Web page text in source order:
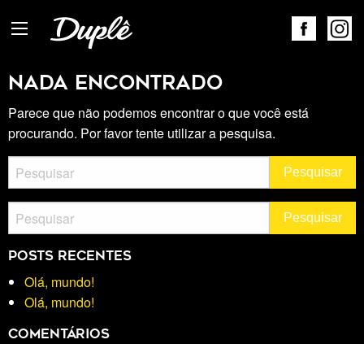
Nada Encontrado
Parece que não podemos encontrar o que você está
procurando. Por favor tente utilizar a pesquisa.
Posts recentes
Olá, mundo!
Olá, mundo!
Comentários